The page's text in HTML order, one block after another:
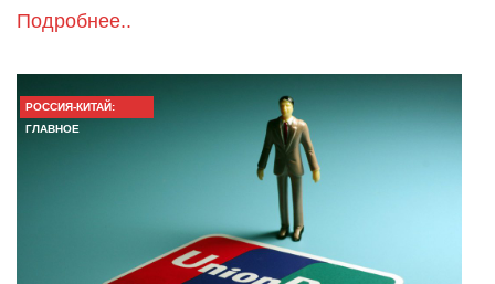
Подробнее..
РОССИЯ-КИТАЙ:
ГЛАВНОЕ